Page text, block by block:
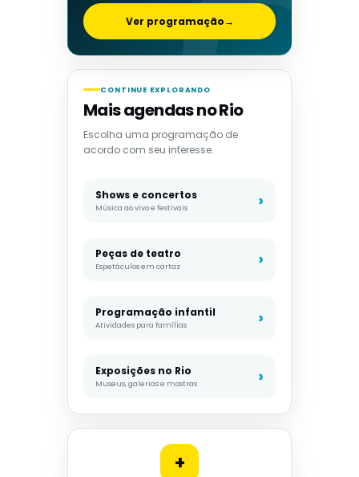
Ver programação→
CONTINUE EXPLORANDO
Mais agendas no Rio
Escolha uma programação de
acordo com seu interesse.
Shows e concertos
Música ao vivo e festivais
Peças de teatro
Espetáculos em cartaz
Programação infantil
Atividades para famílias
Exposições no Rio
Museus, galerias e mostras
+